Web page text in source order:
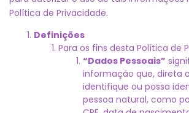
Política de Privacidade.
Definições
Para os fins desta Política de
“Dados Pessoais”
informação que, direta
identifique ou possa
pessoa natural, como